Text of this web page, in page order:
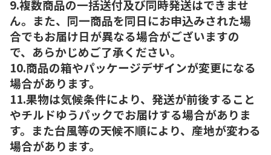
9.複数商品の一括送付及び同時発送はできませ
ん。また、同一商品を同日にお申込みされた場
合でもお届け日が異なる場合がございますの
で、あらかじめご了承ください。
10.商品の箱やパッケージデザインが変更になる
場合があります。
11.果物は気候条件により、発送が前後すること
やチルドゆうパックでお届けする場合がありま
す。また台風等の天候不順により、産地が変わる
場合があります。